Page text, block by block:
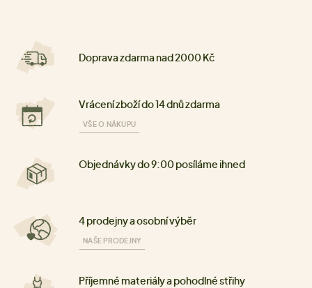
Doprava zdarma nad 2000 Kč
Vrácení zboží do 14 dnů zdarma
VŠE O NÁKUPU
Objednávky do 9:00 posíláme ihned
4 prodejny a osobní výběr
NAŠE PRODEJNY
Příjemné materiály a pohodlné střihy